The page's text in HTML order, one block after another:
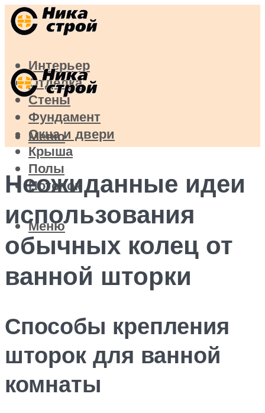
Интерьер
Отделка
Стены
Фундамент
Окна и двери
Крыша
Полы
Потолок
Меню
Меню
Неожиданные идеи
использования
обычных колец от
ванной шторки
Способы крепления
шторок для ванной
комнаты